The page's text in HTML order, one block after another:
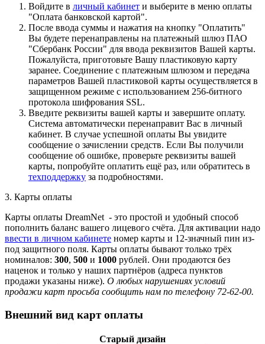
Войдите в личный кабинет и выберите в меню оплаты
"Оплата банковской картой".
После ввода суммы и нажатия на кнопку "Оплатить"
Вы будете перенаправлены на платежный шлюз ПАО
"Сбербанк России" для ввода реквизитов Вашей карты.
Пожалуйста, приготовьте Вашу пластиковую карту
заранее. Соединение с платежным шлюзом и передача
параметров Вашей пластиковой карты осуществляется в
защищенном режиме с использованием 256-битного
протокола шифрования SSL.
Введите реквизиты вашей карты и завершите оплату.
Система автоматически перенаправит Вас в личный
кабинет. В случае успешной оплаты Вы увидите
сообщение о зачислении средств. Если Вы получили
сообщение об ошибке, проверьте реквизиты вашей
карты, попробуйте оплатить ещё раз, или обратитесь в
техподдержку за подробностями.
3. Карты оплаты
Карты оплаты DreamNet - это простой и удобный способ
пополнить баланс вашего лицевого счёта. Для активации надо
ввести в личном кабинете номер карты и 12-значный пин из-
под защитного поля. Карты оплаты бывают только трёх
номиналов: 300, 500 и 1000 рублей. Они продаются без
наценок и только у наших партнёров (адреса пунктов
продажи указаны ниже). О любых нарушениях условий
продажи карт просьба сообщить нам по телефону 72-62-00.
Внешний вид карт оплаты
Старый дизайн